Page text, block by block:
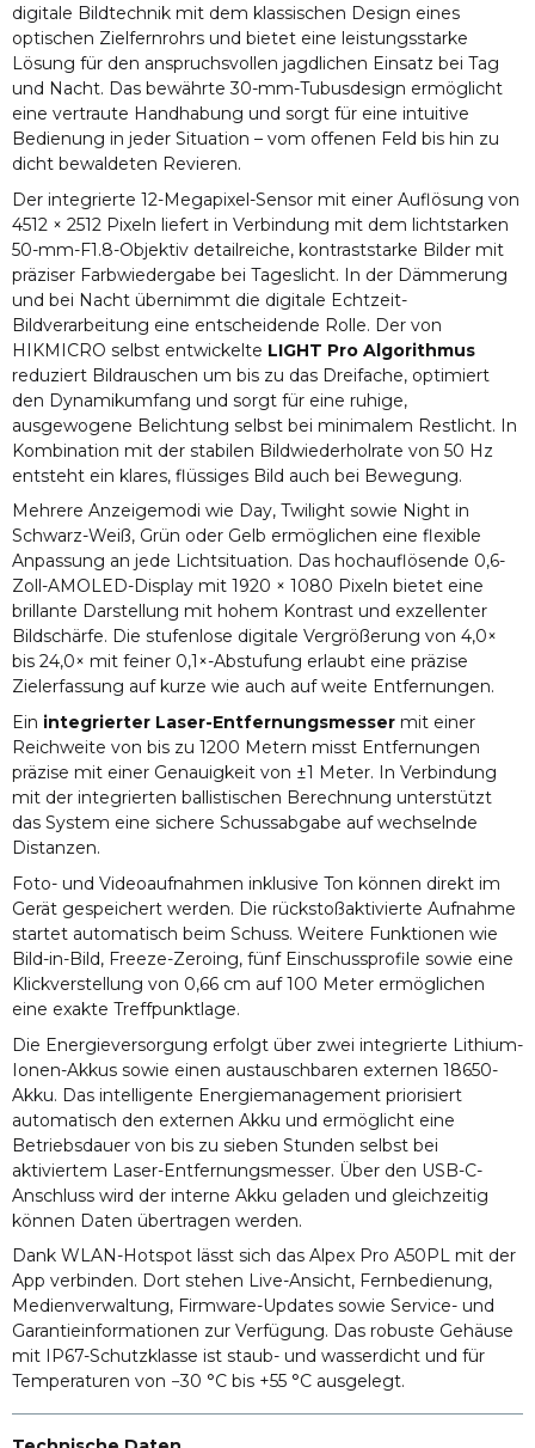
digitale Bildtechnik mit dem klassischen Design eines
optischen Zielfernrohrs und bietet eine leistungsstarke
Lösung für den anspruchsvollen jagdlichen Einsatz bei Tag
und Nacht. Das bewährte 30-mm-Tubusdesign ermöglicht
eine vertraute Handhabung und sorgt für eine intuitive
Bedienung in jeder Situation – vom offenen Feld bis hin zu
dicht bewaldeten Revieren.
Der integrierte 12-Megapixel-Sensor mit einer Auflösung von
4512 × 2512 Pixeln liefert in Verbindung mit dem lichtstarken
50-mm-F1.8-Objektiv detailreiche, kontraststarke Bilder mit
präziser Farbwiedergabe bei Tageslicht. In der Dämmerung
und bei Nacht übernimmt die digitale Echtzeit-
Bildverarbeitung eine entscheidende Rolle. Der von
HIKMICRO selbst entwickelte LIGHT Pro Algorithmus
reduziert Bildrauschen um bis zu das Dreifache, optimiert
den Dynamikumfang und sorgt für eine ruhige,
ausgewogene Belichtung selbst bei minimalem Restlicht. In
Kombination mit der stabilen Bildwiederholrate von 50 Hz
entsteht ein klares, flüssiges Bild auch bei Bewegung.
Mehrere Anzeigemodi wie Day, Twilight sowie Night in
Schwarz-Weiß, Grün oder Gelb ermöglichen eine flexible
Anpassung an jede Lichtsituation. Das hochauflösende 0,6-
Zoll-AMOLED-Display mit 1920 × 1080 Pixeln bietet eine
brillante Darstellung mit hohem Kontrast und exzellenter
Bildschärfe. Die stufenlose digitale Vergrößerung von 4,0×
bis 24,0× mit feiner 0,1×-Abstufung erlaubt eine präzise
Zielerfassung auf kurze wie auch auf weite Entfernungen.
Ein integrierter Laser-Entfernungsmesser mit einer
Reichweite von bis zu 1200 Metern misst Entfernungen
präzise mit einer Genauigkeit von ±1 Meter. In Verbindung
mit der integrierten ballistischen Berechnung unterstützt
das System eine sichere Schussabgabe auf wechselnde
Distanzen.
Foto- und Videoaufnahmen inklusive Ton können direkt im
Gerät gespeichert werden. Die rückstoßaktivierte Aufnahme
startet automatisch beim Schuss. Weitere Funktionen wie
Bild-in-Bild, Freeze-Zeroing, fünf Einschussprofile sowie eine
Klickverstellung von 0,66 cm auf 100 Meter ermöglichen
eine exakte Treffpunktlage.
Die Energieversorgung erfolgt über zwei integrierte Lithium-
Ionen-Akkus sowie einen austauschbaren externen 18650-
Akku. Das intelligente Energiemanagement priorisiert
automatisch den externen Akku und ermöglicht eine
Betriebsdauer von bis zu sieben Stunden selbst bei
aktiviertem Laser-Entfernungsmesser. Über den USB-C-
Anschluss wird der interne Akku geladen und gleichzeitig
können Daten übertragen werden.
Dank WLAN-Hotspot lässt sich das Alpex Pro A50PL mit der
App verbinden. Dort stehen Live-Ansicht, Fernbedienung,
Medienverwaltung, Firmware-Updates sowie Service- und
Garantieinformationen zur Verfügung. Das robuste Gehäuse
mit IP67-Schutzklasse ist staub- und wasserdicht und für
Temperaturen von −30 °C bis +55 °C ausgelegt.